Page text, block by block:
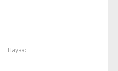
Пауза: